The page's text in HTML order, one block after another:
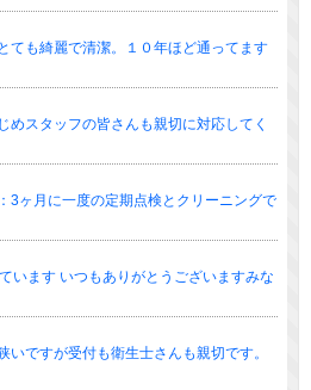
ても綺麗で清潔。１０年ほど通ってます
めスタッフの皆さんも親切に対応してく
3ヶ月に一度の定期点検とクリーニングで
います いつもありがとうございますみな
いですが受付も衛生士さんも親切です。